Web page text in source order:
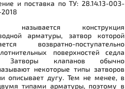
и поставка по ТУ: 28.14.13-003-
называется конструкция
арматуры, затвор которой
возвратно-поступательно
поверхностей седла
Затворы клапанов обычно
некоторые типы затворов
описывает дугу. Тем не менее, в
типами арматуры, поэтому в